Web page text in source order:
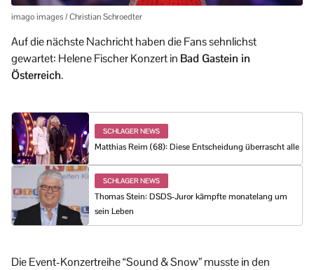
imago images / Christian Schroedter
Auf die nächste Nachricht haben die Fans sehnlichst
gewartet: Helene Fischer Konzert in Bad Gastein in
Österreich.
SCHLAGER NEWS
Matthias Reim (68): Diese Entscheidung überrascht alle
SCHLAGER NEWS
Thomas Stein: DSDS-Juror kämpfte monatelang um
sein Leben
Die Event-Konzertreihe “Sound & Snow” musste in den